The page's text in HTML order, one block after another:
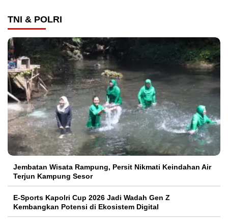
TNI & POLRI
Jembatan Wisata Rampung, Persit Nikmati Keindahan Air
Terjun Kampung Sesor
E-Sports Kapolri Cup 2026 Jadi Wadah Gen Z
Kembangkan Potensi di Ekosistem Digital